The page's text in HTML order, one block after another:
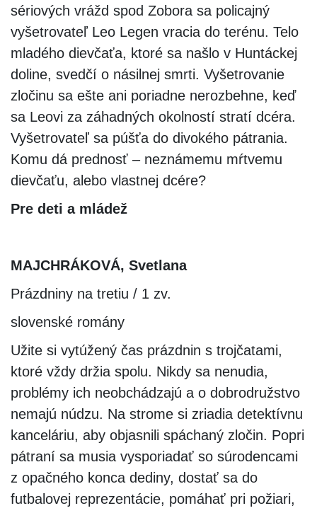
sériových vrážd spod Zobora sa policajný
vyšetrovateľ Leo Legen vracia do terénu. Telo
mladého dievčaťa, ktoré sa našlo v Huntáckej
doline, svedčí o násilnej smrti. Vyšetrovanie
zločinu sa ešte ani poriadne nerozbehne, keď
sa Leovi za záhadných okolností stratí dcéra.
Vyšetrovateľ sa púšťa do divokého pátrania.
Komu dá prednosť – neznámemu mŕtvemu
dievčaťu, alebo vlastnej dcére?
Pre deti a mládež
MAJCHRÁKOVÁ, Svetlana
Prázdniny na tretiu / 1 zv.
slovenské romány
Užite si vytúžený čas prázdnin s trojčatami,
ktoré vždy držia spolu. Nikdy sa nenudia,
problémy ich neobchádzajú a o dobrodružstvo
nemajú núdzu. Na strome si zriadia detektívnu
kanceláriu, aby objasnili spáchaný zločin. Popri
pátraní sa musia vysporiadať so súrodencami
z opačného konca dediny, dostať sa do
futbalovej reprezentácie, pomáhať pri požiari,